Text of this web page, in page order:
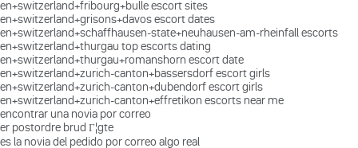
en+switzerland+fribourg+bulle escort sites
en+switzerland+grisons+davos escort dates
en+switzerland+schaffhausen-state+neuhausen-am-rheinfall escorts
en+switzerland+thurgau top escorts dating
en+switzerland+thurgau+romanshorn escort date
en+switzerland+zurich-canton+bassersdorf escort girls
en+switzerland+zurich-canton+dubendorf escort girls
en+switzerland+zurich-canton+effretikon escorts near me
encontrar una novia por correo
er postordre brud Г¦gte
es la novia del pedido por correo algo real